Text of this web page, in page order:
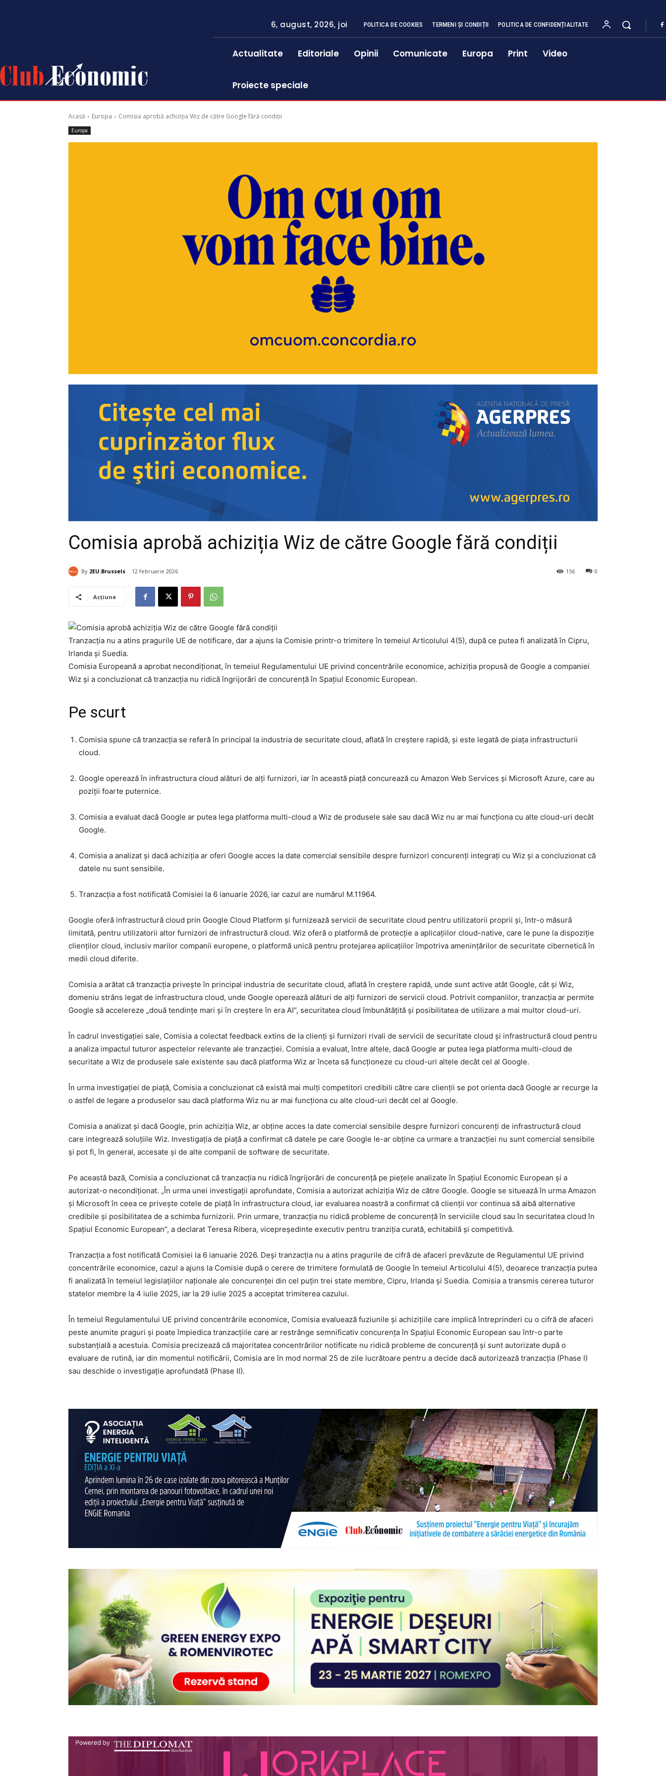
6, august, 2026, joi POLITICA DE COOKIES TERMENI ȘI CONDIȚII POLITICA DE CONFIDENȚIALITATE
Actualitate Editoriale Opinii Comunicate Europa Print Video
Proiecte speciale
Acasă Europa Comisia aprobă achiziția Wiz de către Google fără condiții
Europa
Comisia aprobă achiziția Wiz de către Google fără condiții
By 2EU.Brussels 12 februarie 2026 0
156
Acțiune
Tranzacția nu a atins pragurile UE de notificare, dar a ajuns la Comisie printr-o trimitere în temeiul Articolului 4(5), după ce putea fi analizată în Cipru,
Irlanda și Suedia.
Comisia Europeană a aprobat necondiționat, în temeiul Regulamentului UE privind concentrările economice, achiziția propusă de Google a companiei
Wiz și a concluzionat că tranzacția nu ridică îngrijorări de concurență în Spațiul Economic European.
Pe scurt
Comisia spune că tranzacția se referă în principal la industria de securitate cloud, aflată în creștere rapidă, și este legată de piața infrastructurii
cloud.
Google operează în infrastructura cloud alături de alți furnizori, iar în această piață concurează cu Amazon Web Services și Microsoft Azure, care au
poziții foarte puternice.
Comisia a evaluat dacă Google ar putea lega platforma multi-cloud a Wiz de produsele sale sau dacă Wiz nu ar mai funcționa cu alte cloud-uri decât
Google.
Comisia a analizat și dacă achiziția ar oferi Google acces la date comercial sensibile despre furnizori concurenți integrați cu Wiz și a concluzionat că
datele nu sunt sensibile.
Tranzacția a fost notificată Comisiei la 6 ianuarie 2026, iar cazul are numărul M.11964.
Google oferă infrastructură cloud prin Google Cloud Platform și furnizează servicii de securitate cloud pentru utilizatorii proprii și, într-o măsură
limitată, pentru utilizatorii altor furnizori de infrastructură cloud. Wiz oferă o platformă de protecție a aplicațiilor cloud-native, care le pune la dispoziție
clienților cloud, inclusiv marilor companii europene, o platformă unică pentru protejarea aplicațiilor împotriva amenințărilor de securitate cibernetică în
medii cloud diferite.
Comisia a arătat că tranzacția privește în principal industria de securitate cloud, aflată în creștere rapidă, unde sunt active atât Google, cât și Wiz,
domeniu strâns legat de infrastructura cloud, unde Google operează alături de alți furnizori de servicii cloud. Potrivit companiilor, tranzacția ar permite
Google să accelereze „două tendințe mari și în creștere în era AI”, securitatea cloud îmbunătățită și posibilitatea de utilizare a mai multor cloud-uri.
În cadrul investigației sale, Comisia a colectat feedback extins de la clienți și furnizori rivali de servicii de securitate cloud și infrastructură cloud pentru
a analiza impactul tuturor aspectelor relevante ale tranzacției. Comisia a evaluat, între altele, dacă Google ar putea lega platforma multi-cloud de
securitate a Wiz de produsele sale existente sau dacă platforma Wiz ar înceta să funcționeze cu cloud-uri altele decât cel al Google.
În urma investigației de piață, Comisia a concluzionat că există mai mulți competitori credibili către care clienții se pot orienta dacă Google ar recurge la
o astfel de legare a produselor sau dacă platforma Wiz nu ar mai funcționa cu alte cloud-uri decât cel al Google.
Comisia a analizat și dacă Google, prin achiziția Wiz, ar obține acces la date comercial sensibile despre furnizori concurenți de infrastructură cloud
care integrează soluțiile Wiz. Investigația de piață a confirmat că datele pe care Google le-ar obține ca urmare a tranzacției nu sunt comercial sensibile
și pot fi, în general, accesate și de alte companii de software de securitate.
Pe această bază, Comisia a concluzionat că tranzacția nu ridică îngrijorări de concurență pe piețele analizate în Spațiul Economic European și a
autorizat-o necondiționat. „În urma unei investigații aprofundate, Comisia a autorizat achiziția Wiz de către Google. Google se situează în urma Amazon
și Microsoft în ceea ce privește cotele de piață în infrastructura cloud, iar evaluarea noastră a confirmat că clienții vor continua să aibă alternative
credibile și posibilitatea de a schimba furnizorii. Prin urmare, tranzacția nu ridică probleme de concurență în serviciile cloud sau în securitatea cloud în
Spațiul Economic European”, a declarat Teresa Ribera, vicepreședinte executiv pentru tranziția curată, echitabilă și competitivă.
Tranzacția a fost notificată Comisiei la 6 ianuarie 2026. Deși tranzacția nu a atins pragurile de cifră de afaceri prevăzute de Regulamentul UE privind
concentrările economice, cazul a ajuns la Comisie după o cerere de trimitere formulată de Google în temeiul Articolului 4(5), deoarece tranzacția putea
fi analizată în temeiul legislațiilor naționale ale concurenței din cel puțin trei state membre, Cipru, Irlanda și Suedia. Comisia a transmis cererea tuturor
statelor membre la 4 iulie 2025, iar la 29 iulie 2025 a acceptat trimiterea cazului.
În temeiul Regulamentului UE privind concentrările economice, Comisia evaluează fuziunile și achizițiile care implică întreprinderi cu o cifră de afaceri
peste anumite praguri și poate împiedica tranzacțiile care ar restrânge semnificativ concurența în Spațiul Economic European sau într-o parte
substanțială a acestuia. Comisia precizează că majoritatea concentrărilor notificate nu ridică probleme de concurență și sunt autorizate după o
evaluare de rutină, iar din momentul notificării, Comisia are în mod normal 25 de zile lucrătoare pentru a decide dacă autorizează tranzacția (Phase I)
sau deschide o investigație aprofundată (Phase II).